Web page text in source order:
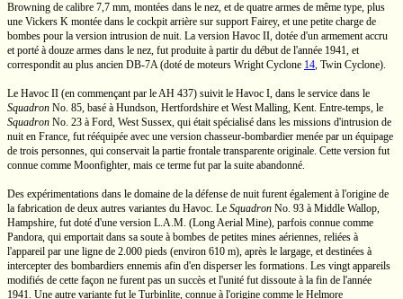
Browning de calibre 7,7 mm, montées dans le nez, et de quatre armes de même type, plus
une Vickers K montée dans le cockpit arrière sur support Fairey, et une petite charge de
bombes pour la version intrusion de nuit. La version Havoc II, dotée d'un armement accru
et porté à douze armes dans le nez, fut produite à partir du début de l'année 1941, et
correspondit au plus ancien DB-7A(doté de moteurs WrightCyclone 14, Twin Cyclone).
Le Havoc II (en commençant par leAH 437) suivit le Havoc I, dans le service dans le
Squadron No. 85, basé à Hundson, Hertfordshire etWest Malling, Kent. Entre-temps, le
Squadron No. 23 à Ford, West Sussex, qui était spécialisé dans les missions d'intrusion de
nuit en France, fut rééquipée avec une version chasseur-bombardier menée par un équipage
de trois personnes, qui conservait la partie frontale transparente originale. Cette version fut
connue comme Moonfighter, mais ce terme fut par la suite abandonné.
Des expérimentations dans le domaine de la défense de nuit furent également à l'origine de
la fabrication de deux autres variantes du Havoc. Le Squadron No. 93 à Middle Wallop,
Hampshire, fut doté d'une version L.A.M. (Long Aerial Mine), parfois connue comme
Pandora, qui emportait dans sa soute à bombes de petites mines aériennes, reliées à
l'appareil par une ligne de 2.000 pieds (environ 610 m), après le largage, et destinées à
intercepter des bombardiers ennemis afin d'en disperser les formations. Les vingt appareils
modifiés de cette façon ne furent pas un succès et l'unité fut dissoute à la fin de l'année
1941. Une autre variante fut le Turbinlite, connue à l'origine comme le Helmore